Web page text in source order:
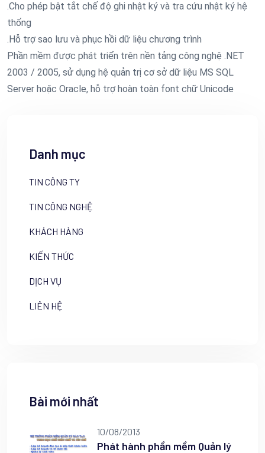
.Cho phép bật tắt chế độ ghi nhật ký và tra cứu nhật ký hệ
thống
.Hỗ trợ sao lưu và phục hồi dữ liệu chương trình
Phần mềm được phát triển trên nền tảng công nghệ .NET
2003 / 2005, sử dụng hệ quản trị cơ sở dữ liệu MS SQL
Server hoặc Oracle, hỗ trợ hoàn toàn font chữ Unicode
Danh mục
TIN CÔNG TY
TIN CÔNG NGHỆ
KHÁCH HÀNG
KIẾN THỨC
DỊCH VỤ
LIÊN HỆ
Bài mới nhất
10/08/2013
Phát hành phần mềm Quản lý